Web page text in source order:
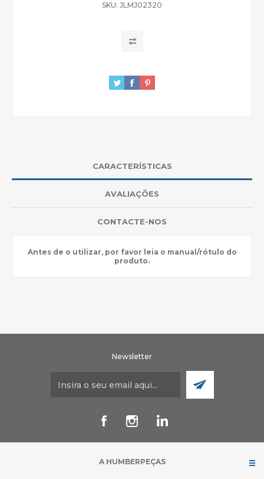
SKU: JLMJ02320
CARACTERÍSTICAS
AVALIAÇÕES
CONTACTE-NOS
Antes de o utilizar, por favor leia o manual/rótulo do
produto.
Newsletter
A HUMBERPEÇAS